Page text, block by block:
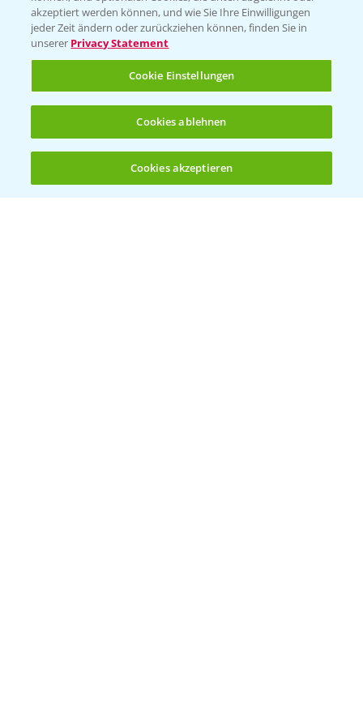
(noch 4)
Vegetables Deutschland
Infos
LINKS
Apps
Wetter Aktuell
akzeptiert werden können, und wie Sie Ihre Einwilligungen
jeder Zeit ändern oder zurückziehen können, finden Sie in
unserer Privacy Statement
Cookie Einstellungen
Cookies ablehnen
Cookies akzeptieren